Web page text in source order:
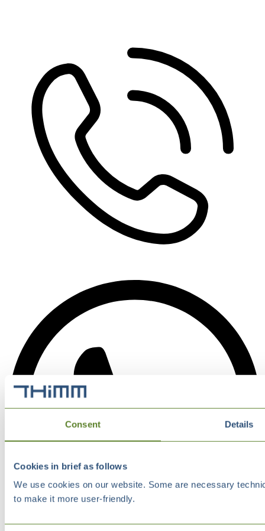
Consent Details
Cookies in brief as follows
We use cookies on our website. Some are necessary
to make it more user-friendly.